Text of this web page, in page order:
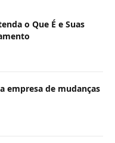
o Que É e Suas
empresa de mudanças